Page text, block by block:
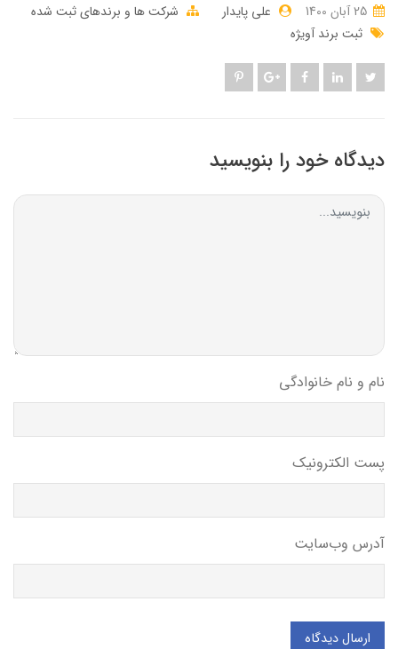
علی پایدار
شرکت ها و برندهای ثبت شده
ثبت برند آویژه
دیدگاه خود را بنویسید
نام و نام خانوادگی
پست الکترونیک
آدرس وب‌سایت
ارسال دیدگاه